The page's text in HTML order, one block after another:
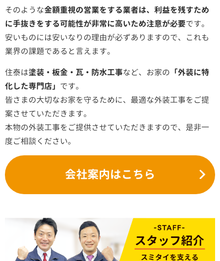
そのような金額重視の営業をする業者は、利益を残すため
に手抜きをする可能性が非常に高いため注意が必要です。
安いものには安いなりの理由が必ずありますので、これも
業界の課題であると言えます。
住泰は塗装・板金・瓦・防水工事など、お家の 「外装に特
化した専門店」 です。
皆さまの大切なお家を守るために、最適な外装工事をご提
案させていただきます。
本物の外装工事をご提供させていただきますので、是非一
度ご相談ください。
会社案内はこちら